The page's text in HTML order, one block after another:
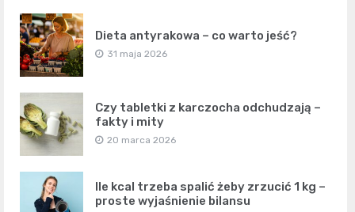
Dieta antyrakowa – co warto jeść?
31 maja 2026
Czy tabletki z karczocha odchudzają –
fakty i mity
20 marca 2026
Ile kcal trzeba spalić żeby zrzucić 1 kg –
proste wyjaśnienie bilansu